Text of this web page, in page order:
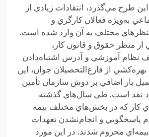
طرح مي‌گذرد، انتقادات زيادي از
به‌ويژه فعالان کارگري و
مختلف به آن وارد شده است.
از منظر حقوق و قانون کار،
نظام آموزشي و آدرس اشتباه‌‌دادن
بهره‌کشي از فارغ‌التحصيلان جوان، اين
بار اضافي بر دوش سازمان تأمين
نقد است. طي سال‌هاي گذشته
کار که در بخش‌هاي مختلف بيمه
پاسخگويي و انجام‌نشدن تعهدات
محروم شدند. در اين مورد